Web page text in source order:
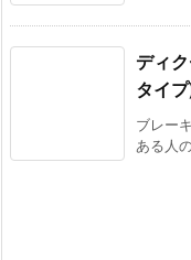
ディ
タイ
ブレー
ある人